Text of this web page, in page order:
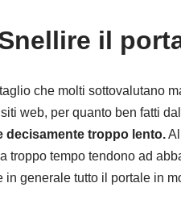
il
che molti sottovalutano
web, per quanto ben fatti
decisamente troppo lento.
troppo tempo tendono ad
in generale tutto il portale in